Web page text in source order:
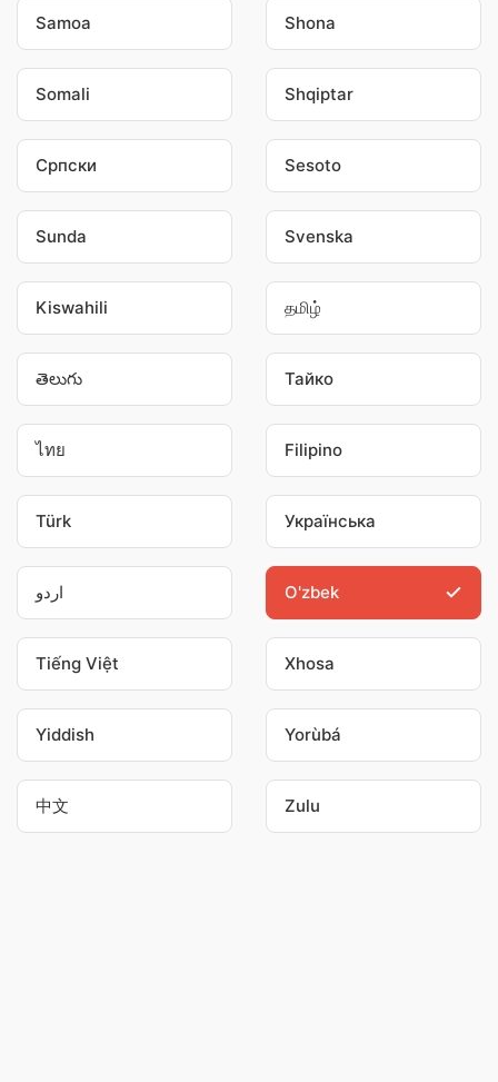
Samoa Shona
Somali Shqiptar
Српски Sesoto
Sunda Svenska
Kiswahili தமிழ்
తెలుగు Тайко
ไทย Filipino
Türk Українська
اردو O'zbek
Tiếng Việt Xhosa
Yiddish Yorùbá
中文 Zulu